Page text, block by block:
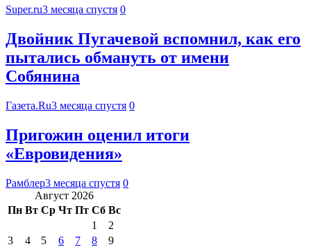
Super.ru3 месяца спустя 0
Двойник Пугачевой вспомнил, как его
пытались обмануть от имени
Собянина
Газета.Ru3 месяца спустя 0
Пригожин оценил итоги
«Евровидения»
Рамблер3 месяца спустя 0
Август 2026
Пн Вт Ср Чт Пт Сб Вс
1
2
3
4 5 6 7 8
9